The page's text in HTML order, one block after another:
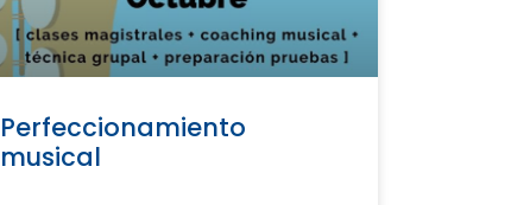
Perfeccionamiento
musical